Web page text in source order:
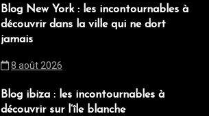
Blog New York : les incontournables à
découvrir dans la ville qui ne dort
jamais
8 août 2026
Blog ibiza : les incontournables à
découvrir sur l’île blanche